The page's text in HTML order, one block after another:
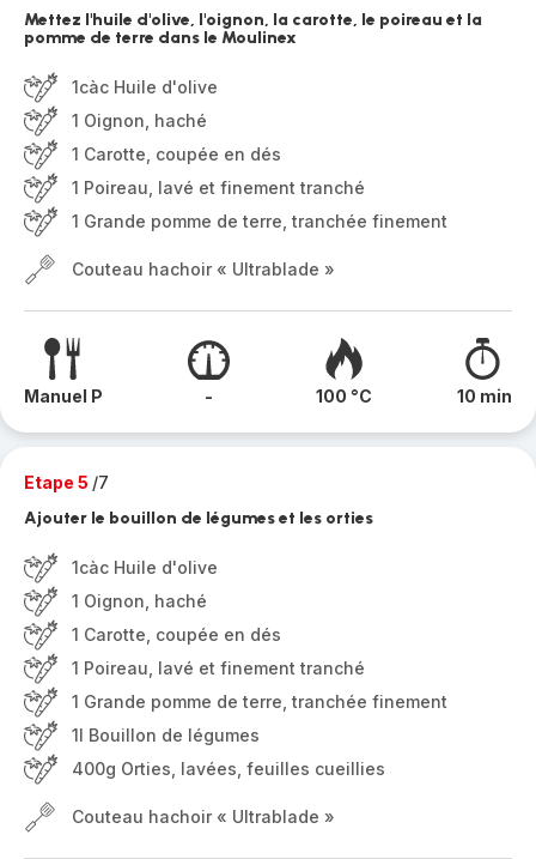
Mettez l'huile d'olive, l'oignon, la carotte, le poireau et la
pomme de terre dans le Moulinex
1càc Huile d'olive
1 Oignon, haché
1 Carotte, coupée en dés
1 Poireau, lavé et finement tranché
1 Grande pomme de terre, tranchée finement
Couteau hachoir « Ultrablade »
Manuel P - 100 °C 10 min
Etape 5 /7
Ajouter le bouillon de légumes et les orties
1càc Huile d'olive
1 Oignon, haché
1 Carotte, coupée en dés
1 Poireau, lavé et finement tranché
1 Grande pomme de terre, tranchée finement
1l Bouillon de légumes
400g Orties, lavées, feuilles cueillies
Couteau hachoir « Ultrablade »